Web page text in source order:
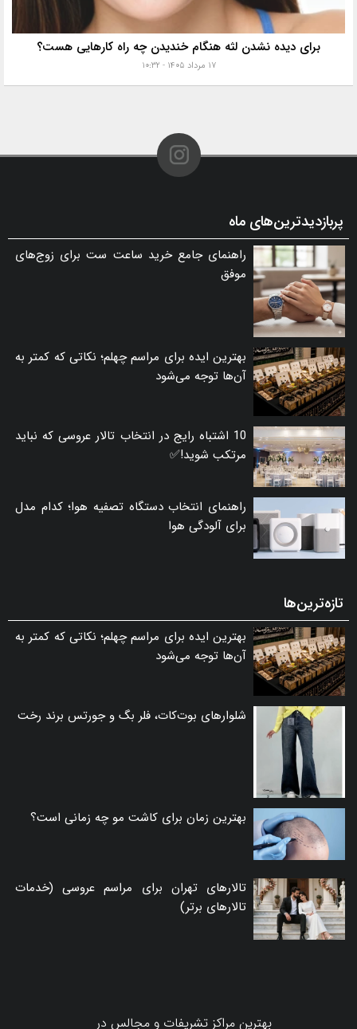
برای دیده نشدن لثه هنگام خندیدن چه راه کارهایی هست؟
۱۷ مرداد ۱۴۰۵ - ۱۰:۳۲
پربازدیدترین‌های ماه
راهنمای جامع خرید ساعت ست برای زوج‌های
موفق
بهترین ایده برای مراسم چهلم؛ نکاتی که کمتر به
آن‌ها توجه می‌شود
10 اشتباه رایج در انتخاب تالار عروسی که نباید
مرتکب شوید!✅
راهنمای انتخاب دستگاه تصفیه هوا؛ کدام مدل
برای آلودگی هوا
تازه‌ترین‌ها
بهترین ایده برای مراسم چهلم؛ نکاتی که کمتر به
آن‌ها توجه می‌شود
شلوارهای بوت‌کات، فلر بگ و جورتس برند رخت
بهترین زمان برای کاشت مو چه زمانی است؟
تالارهای تهران برای مراسم عروسی (خدمات
تالارهای برتر)
بهترین مراکز تشریفات و مجالس در